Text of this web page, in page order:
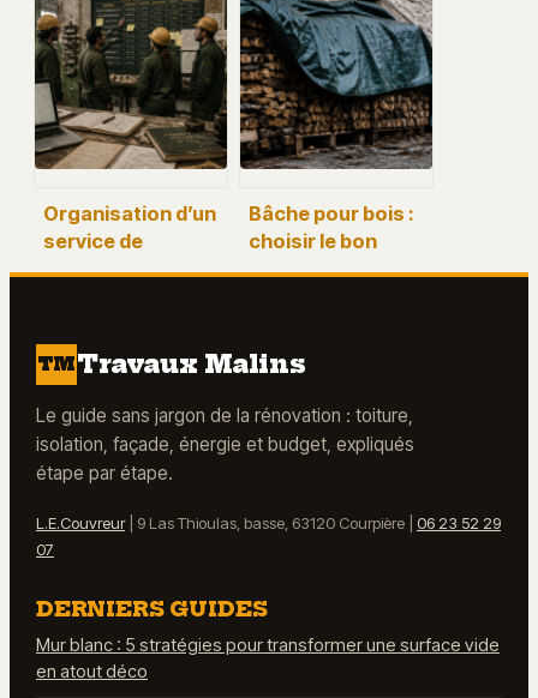
choisir la solution
d’éclairage
adaptée à chaque
pièce
étapes
techniques pour
éviter les
malfaçons et
garantir 10 ans de
tranquillité
Organisation d’un
service de
maintenance : 4
pannes de 30%
Bâche pour bois :
choisir le bon
grammage et 4
TMTravaux Malins
Le guide sans jargon de la rénovation : toiture,
isolation, façade, énergie et budget, expliqués
étape par étape.
L.E.Couvreur| 9 Las Thioulas, basse, 63120 Courpière
06 23 52 29
07
DERNIERS GUIDES
Mur blanc : 5 stratégies pour transformer une surface vide
en atout déco